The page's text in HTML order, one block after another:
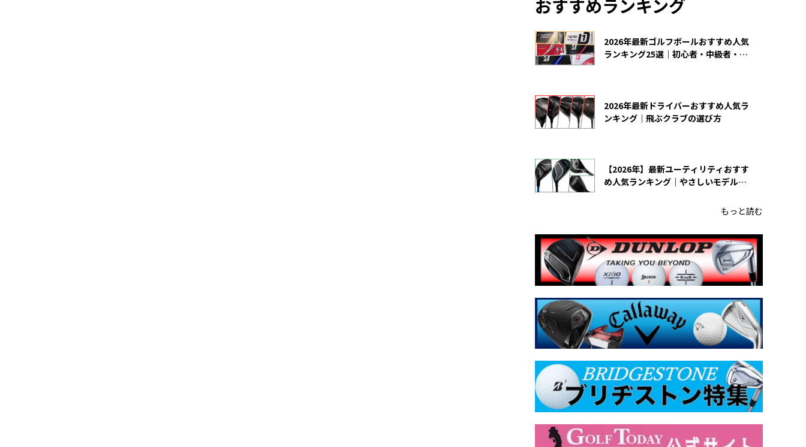
おすすめランキング
2026年最新ゴルフボールおすすめ人気
ランキング25選｜初心者・中級者・上
2026年最新ドライバーおすすめ人気ラ
ンキング｜飛ぶクラブの選び方
【2026年】最新ユーティリティおすす
め人気ランキング｜やさしいモデルの
もっと読む